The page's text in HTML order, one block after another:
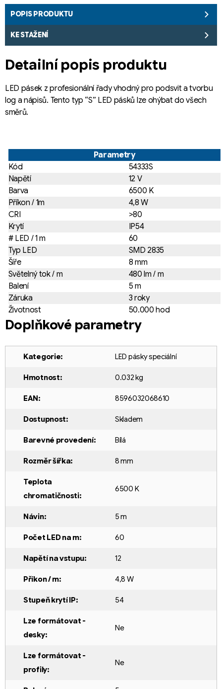
POPIS PRODUKTU
KE STAŽENÍ
Detailní popis produktu
LED pásek z profesionální řady vhodný pro podsvit a tvorbu
log a nápisů. Tento typ “S” LED pásků lze ohýbat do všech
směrů.
Parametry
Kód
54333S
Napětí
12 V
Barva
6500 K
Příkon / 1m
4,8 W
CRI
>80
Krytí
IP54
# LED / 1 m
60
Typ LED
SMD 2835
Šíře
8 mm
Světelný tok / m
480 lm / m
Balení
5 m
Záruka
3 roky
Životnost
50.000 hod
Doplňkové parametry
Kategorie: LED pásky speciální
Hmotnost: 0.032 kg
EAN: 8596032068610
Dostupnost: Skladem
Barevné provedení: Bílá
Rozměr šířka: 8 mm
Teplota
chromatičnosti:
6500 K
Návin: 5 m
Počet LED na m: 60
Napětí na vstupu: 12
Příkon / m: 4,8 W
Stupeň krytí IP: 54
Lze formátovat -
desky:
Ne
Lze formátovat -
profily:
Ne